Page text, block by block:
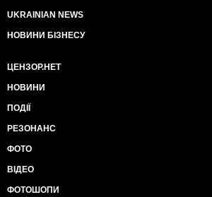
UKRAINIAN NEWS
НОВИНИ БІЗНЕСУ
ЦЕНЗОР.НЕТ
НОВИНИ
ПОДІЇ
РЕЗОНАНС
ФОТО
ВІДЕО
ФОТОШОПИ